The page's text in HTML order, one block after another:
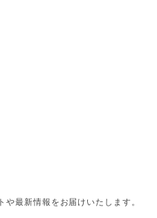
最新情報をお届けいたします。